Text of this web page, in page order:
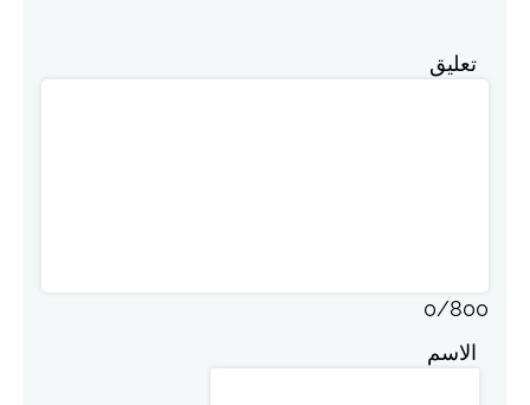
تعليق
0/800
الاسم